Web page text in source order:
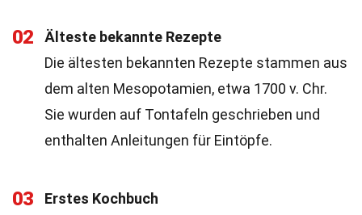
02
Älteste bekannte Rezepte
Die ältesten bekannten Rezepte stammen aus
dem alten Mesopotamien, etwa 1700 v. Chr.
Sie wurden auf Tontafeln geschrieben und
enthalten Anleitungen für Eintöpfe.
03
Erstes Kochbuch